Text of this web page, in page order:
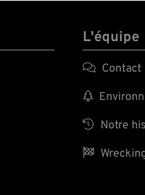
L'équipe
 Contact

 Notre
